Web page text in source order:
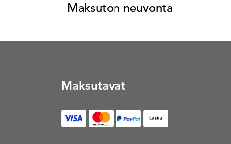
Maksuton neuvonta
Maksutavat
Lasku (Avautuu uuteen